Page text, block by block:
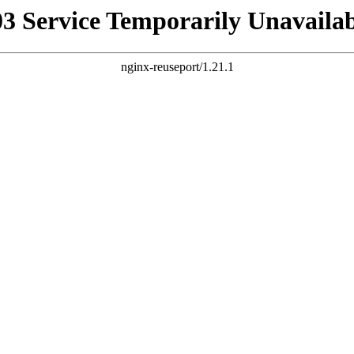
Service Temporarily
nginx-reuseport/1.21.1